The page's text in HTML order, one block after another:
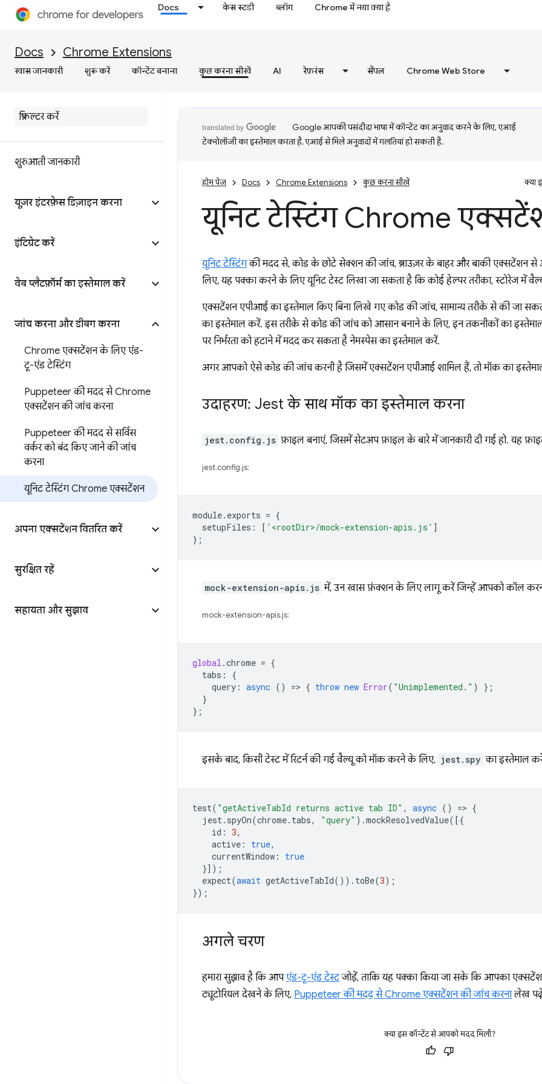
Docs केस स्टडी ब्लॉग Chrome में नया क्या है
Docs Chrome Extensions
खास जानकारी शुरू करें कॉन्टेंट बनाना कुछ करना सीखें AI रेफ़रंस सैंपल Chrome Web Store
शुरुआती जानकारी
यूज़र इंटरफ़ेस डिज़ाइन करना
इंटिग्रेट करें
वेब प्लैटफ़ॉर्म का इस्तेमाल करें
जांच करना और डीबग करना
Chrome एक्सटेंशन के लिए एंड-
टू-एंड टेस्टिंग
Puppeteer की मदद से Chrome
एक्सटेंशन की जांच करना
Puppeteer की मदद से सर्विस
वर्कर को बंद किए जाने की जांच
करना
यूनिट टेस्टिंग Chrome एक्सटेंशन
अपना एक्सटेंशन वितरित करें
सुरक्षित रहें
सहायता और सुझाव
Google आपकी पसंदीदा भाषा में कॉन्टेंट का अनुवाद करने के लिए, एआई
टेक्नोलॉजी का इस्तेमाल करता है. एआई से मिले अनुवादों में गलतियां हो सकती हैं.
होम पेज Docs Chrome Extensions कुछ करना सीखें क्या
यूनिट टेस्टिंग Chrome
यूनिट टेस्टिंगकी मदद से, कोड के छोटे सेक्शन की जांच, ब्राउज़र के बाहर और बाकी एक्सटेंशन
लिए, यह पक्का करने के लिए यूनिट टेस्ट लिखा जा सकता है कि कोई हेल्पर तरीका, स्टोरेज में
एक्सटेंशन एपीआई का इस्तेमाल किए बिना लिखे गए कोड की जांच, सामान्य तरीके से की जा
का इस्तेमाल करें. इस तरीके से कोड की जांच को आसान बनाने के लिए, इन तकनीकों का
पर निर्भरता को हटाने में मदद कर सकता है नेमस्पेस का इस्तेमाल करें.
अगर आपको ऐसे कोड की जांच करनी है जिसमें एक्सटेंशन एपीआई शामिल हैं, तो मॉक का
उदाहरण: Jest के साथ मॉक का इस्तेमाल करना
jest.config.js फ़ाइल बनाएं, जिसमें सेटअप फ़ाइल के बारे में जानकारी दी गई हो. यह
jest.config.js:
module. exports = {
setupFiles : [ '<rootDir>/mock-extension-apis.js' ]
};
mock-extension-apis.js में, उन खास फ़ंक्शन के लिए लागू करें जिन्हें आपको कॉल
mock-extension-apis.js:
global .chrome = {
tabs :
{
query : async () => { throw new Error( "Unimplemented." )
};
}
};
इसके बाद, किसी टेस्ट में रिटर्न की गई वैल्यू को मॉक करने के लिए, jest.spy का इस्तेमाल
test( "getActiveTabId returns active tab ID" , async () => {
jest. spyOn(chrome. tabs, "query" ).mockResolvedValue([{
id : 3,
active : true,
currentWindow :
true
}]);
expect(await getActiveTabId()). toBe(3);
});
अगले चरण
हमारा सुझाव है कि आपएंड-टू-एंड टेस्टजोड़ें, ताकि यह पक्का किया जा सके कि आपका
ट्यूटोरियल देखने के लिए, Puppeteer की मदद से Chrome एक्सटेंशन की जांच करनालेख
क्या इस कॉन्टेंट से आपको मदद मिली?